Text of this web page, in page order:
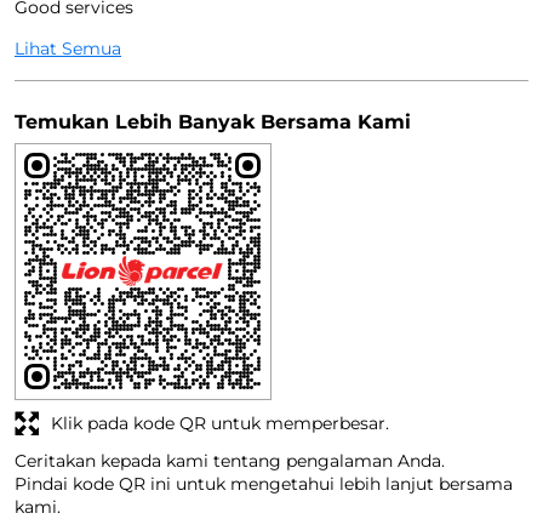
Good services
Lihat Semua
Temukan Lebih Banyak Bersama Kami
Ceritakan kepada kami tentang pengalaman Anda.
Pindai kode QR ini untuk mengetahui lebih lanjut bersama
kami.
Klik pada kode QR untuk memperbesar.